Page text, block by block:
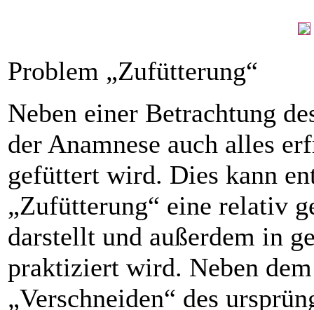
Problem „Zufütterung“
Neben einer Betrachtung
der Anamnese auch alles
gefüttert wird. Dies kann
„Zufütterung“ eine relativ
darstellt und außerdem in
praktiziert wird. Neben
„Verschneiden“ des